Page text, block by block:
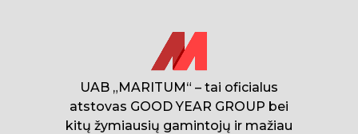
UAB „MARITUM“ – tai oficialus
atstovas GOOD YEAR GROUP bei
kitų žymiausių gamintojų ir mažiau